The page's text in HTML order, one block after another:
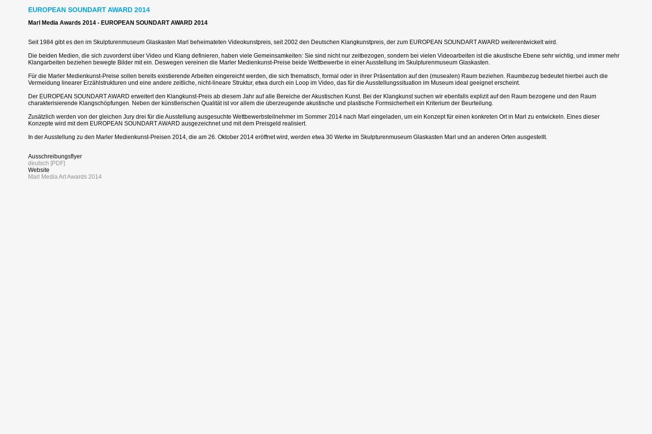
EUROPEAN SOUNDART AWARD 2014
Marl Media Awards 2014 - EUROPEAN SOUNDART AWARD 2014
Seit 1984 gibt es den im Skulpturenmuseum Glaskasten Marl beheimateten Videokunstpreis, seit 2002 den Deutschen Klangkunstpreis, der zum EUROPEAN SOUNDART AWARD weiterentwickelt wird.
Die beiden Medien, die sich zuvorderst über Video und Klang definieren, haben viele Gemeinsamkeiten: Sie sind nicht nur zeitbezogen, sondern bei vielen Videoarbeiten ist die akustische Ebene sehr wichtig, und immer mehr
Klangarbeiten beziehen bewegte Bilder mit ein. Deswegen vereinen die Marler Medienkunst-Preise beide Wettbewerbe in einer Ausstellung im Skulpturenmuseum Glaskasten.
Für die Marler Medienkunst-Preise sollen bereits existierende Arbeiten eingereicht werden, die sich thematisch, formal oder in ihrer Präsentation auf den (musealen) Raum beziehen. Raumbezug bedeutet hierbei auch die
Vermeidung linearer Erzählstrukturen und eine andere zeitliche, nicht-lineare Struktur, etwa durch ein Loop im Video, das für die Ausstellungssituation im Museum ideal geeignet erscheint.
Der EUROPEAN SOUNDART AWARD erweitert den Klangkunst-Preis ab diesem Jahr auf alle Bereiche der Akustischen Kunst. Bei der Klangkunst suchen wir ebenfalls explizit auf den Raum bezogene und den Raum
charakterisierende Klangschöpfungen. Neben der künstlerischen Qualität ist vor allem die überzeugende akustische und plastische Formsicherheit ein Kriterium der Beurteilung.
Zusätzlich werden von der gleichen Jury drei für die Ausstellung ausgesuchte Wettbewerbsteilnehmer im Sommer 2014 nach Marl eingeladen, um ein Konzept für einen konkreten Ort in Marl zu entwickeln. Eines dieser
Konzepte wird mit dem EUROPEAN SOUNDART AWARD ausgezeichnet und mit dem Preisgeld realisiert.
In der Ausstellung zu den Marler Medienkunst-Preisen 2014, die am 26. Oktober 2014 eröffnet wird, werden etwa 30 Werke im Skulpturenmuseum Glaskasten Marl und an anderen Orten ausgestellt.
Ausschreibungsflyer
deutsch [PDF]
Website
Marl Media Art Awards 2014